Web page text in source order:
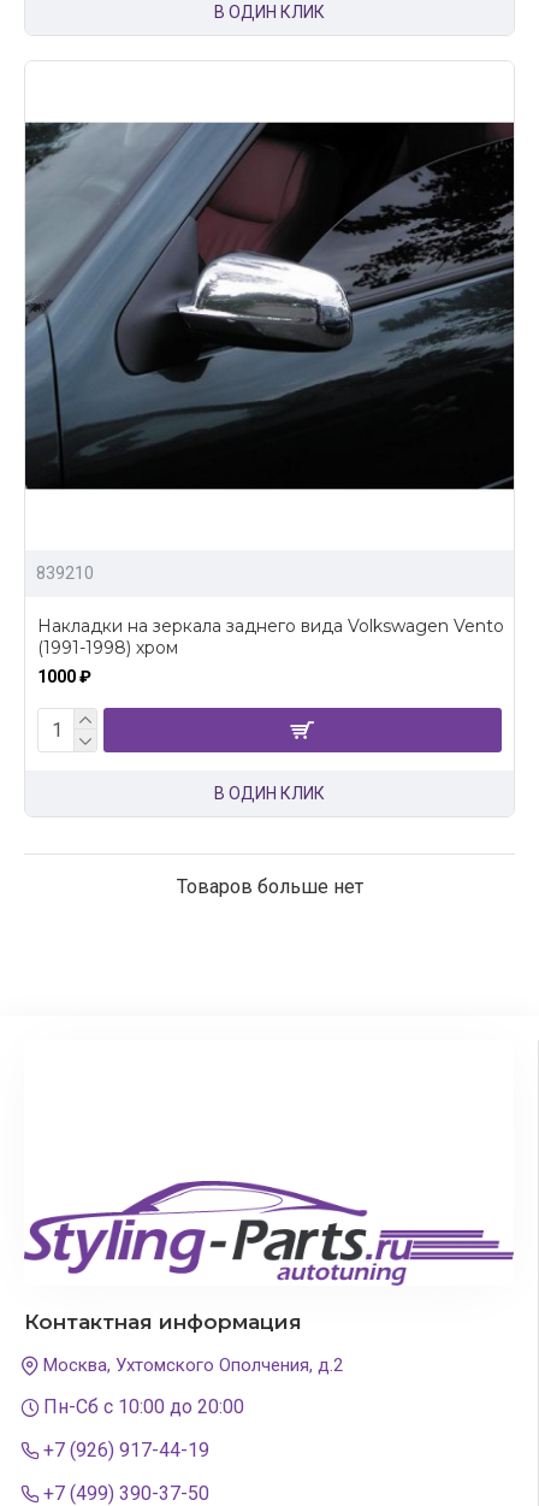
В ОДИН КЛИК
839210
Накладки на зеркала заднего вида Volkswagen Vento
(1991-1998) хром
1000 ₽
В ОДИН КЛИК
Товаров больше нет
Контактная информация
Москва, Ухтомского Ополчения, д.2
Пн-Сб с 10:00 до 20:00
+7 (926) 917-44-19
+7 (499) 390-37-50